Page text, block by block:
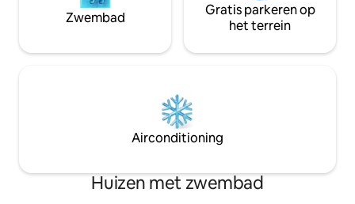
Zwembad
Gratis parkeren op
het terrein
Airconditioning
Huizen met zwembad